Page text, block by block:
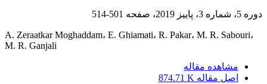
دوره 5، شماره 3، پاییز 2019، صفحه 501-514
A. Zeraatkar Moghaddam، E. Ghiamati، R. Pakar، M. R. Sabouri،
M. R. Ganjali
مشاهده مقاله
اصل مقاله 874.71 K